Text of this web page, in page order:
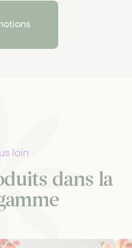
d’une tradition
loin
dans la